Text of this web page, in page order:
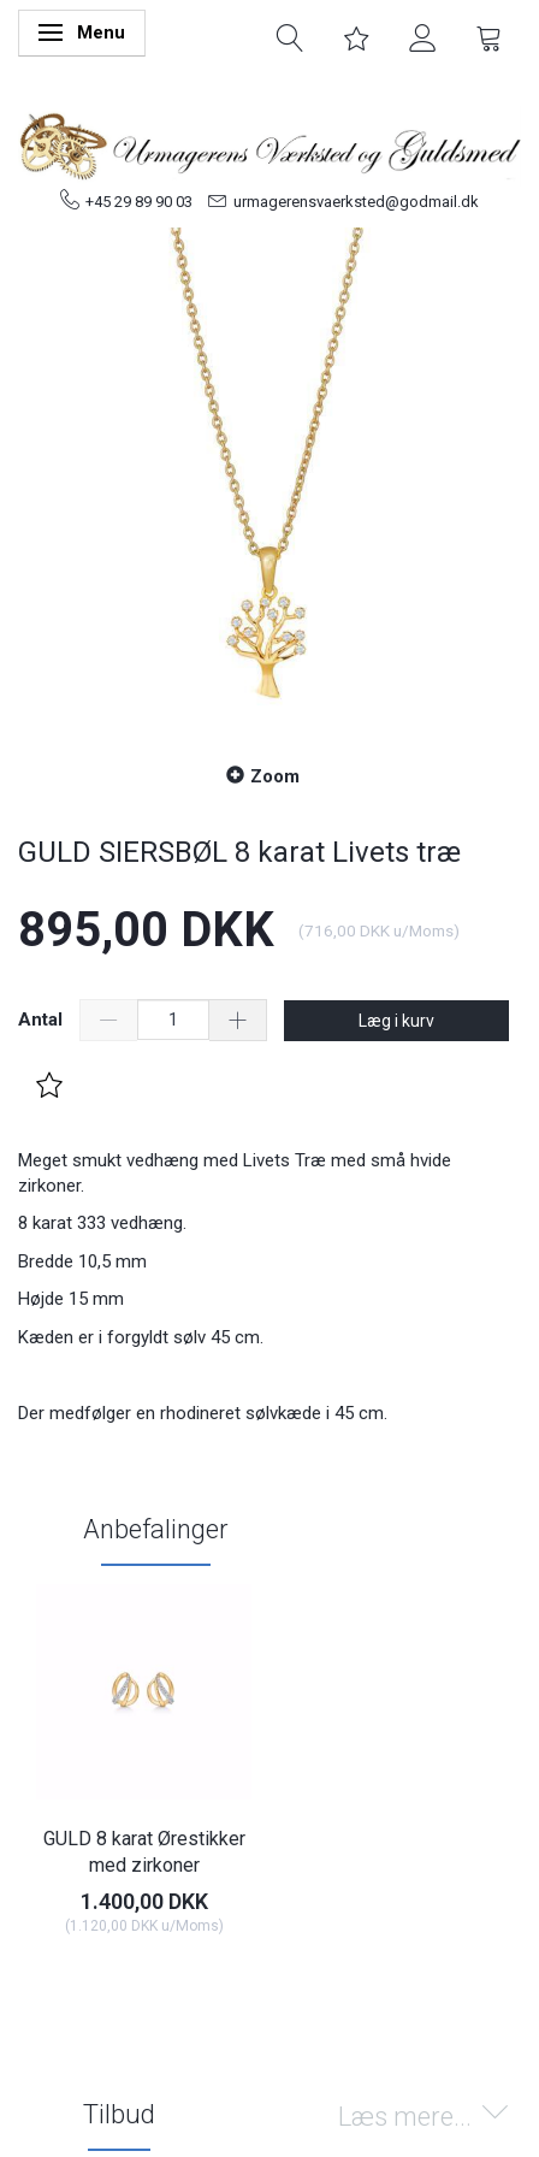
Skifte navigation
Menu
+45 29 89 90 03 urmagerensvaerksted@godmail.dk
Zoom
GULD SIERSBØL 8 karat Livets træ
895,00 DKK (716,00 DKK u/Moms)
Antal Læg i kurv
Meget smukt vedhæng med Livets Træ med små hvide
zirkoner.
8 karat 333 vedhæng.
Bredde 10,5 mm
Højde 15 mm
Kæden er i forgyldt sølv 45 cm.
Der medfølger en rhodineret sølvkæde i 45 cm.
Anbefalinger
GULD 8 karat Ørestikker
med zirkoner
1.400,00 DKK
(1.120,00 DKKu/Moms)
Læs mere...
Tilbud